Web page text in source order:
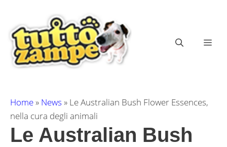
contenuto
Home» News » Le Australian Bush Flower Essences,
nella cura degli animali
Le Australian Bush